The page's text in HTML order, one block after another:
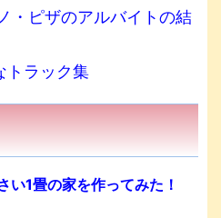
・ピザのアルバイトの結
トラック集
い1畳の家を作ってみた！